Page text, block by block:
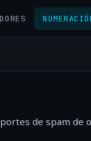
de spam de